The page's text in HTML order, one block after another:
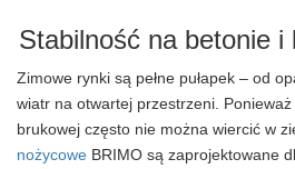
Stabilność na betonie i
Zimowe rynki są pełne pułapek – od
wiatr na otwartej przestrzeni.
brukowej często nie można wiercić w
nożycowe BRIMO są zaprojektowane